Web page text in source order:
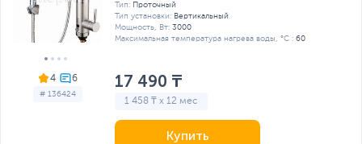
4
# 136424
Тип: Проточный
Тип установки: Вертикальный
Мощность, Вт: 3000
Максимальная температура нагрева воды, °C : 60
17 490 ₸
1 458 ₸ x 12 мес
Купить